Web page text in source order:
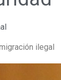
ilegal